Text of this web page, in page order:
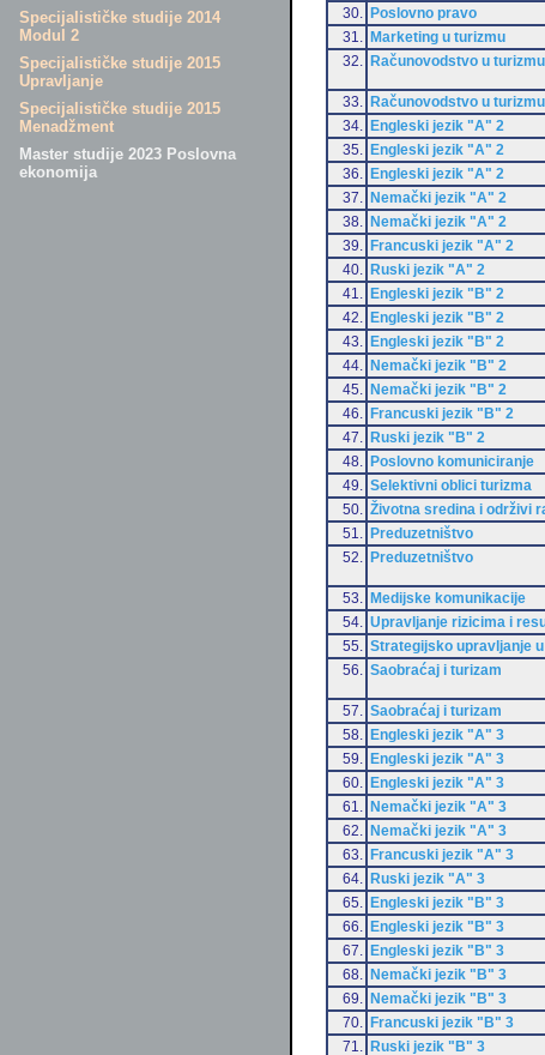
Specijalističke studije 2014
Modul 2
Specijalističke studije 2015
Upravljanje
Specijalističke studije 2015
Menadžment
Master studije 2023 Poslovna
ekonomija
30.
Poslovno pravo
31.
Marketing u turizmu
32.
Računovodstvo u turizmu
33.
Računovodstvo u turizmu
34.
Engleski jezik "A" 2
35.
Engleski jezik "A" 2
36.
Engleski jezik "A" 2
37.
Nemački jezik "A" 2
38.
Nemački jezik "A" 2
39.
Francuski jezik "A" 2
40.
Ruski jezik "A" 2
41.
Engleski jezik "B" 2
42.
Engleski jezik "B" 2
43.
Engleski jezik "B" 2
44.
Nemački jezik "B" 2
45.
Nemački jezik "B" 2
46.
Francuski jezik "B" 2
47.
Ruski jezik "B" 2
48.
Poslovno komuniciranje
49.
Selektivni oblici turizma
50.
Životna sredina i održivi
51.
Preduzetništvo
52.
Preduzetništvo
53. Medijske komunikacije
54.
Upravljanje rizicima i
55.
Strategijsko upravljanje
56.
Saobraćaj i turizam
57. Saobraćaj i turizam
58.
Engleski jezik "A" 3
59.
Engleski jezik "A" 3
60.
Engleski jezik "A" 3
61.
Nemački jezik "A" 3
62.
Nemački jezik "A" 3
63.
Francuski jezik "A" 3
64.
Ruski jezik "A" 3
65.
Engleski jezik "B" 3
66.
Engleski jezik "B" 3
67.
Engleski jezik "B" 3
68.
Nemački jezik "B" 3
69.
Nemački jezik "B" 3
70.
Francuski jezik "B" 3
71.
Ruski jezik "B" 3